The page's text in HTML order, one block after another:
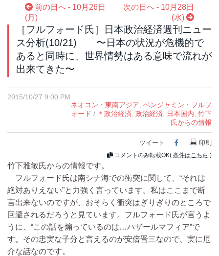
前の日へ - 10月26日
(月)
次の日へ - 10月28日
(水)
［フルフォード氏］日本政治経済週刊ニュー
ス分析(10/21) 〜日本の状況が危機的で
あると同時に、世界情勢はある意味で流れが
出来てきた〜
2015/10/27 9:00 PM
ネオコン・東南アジア ベンジャミン・フルフ
ォード / ＊政治経済 政治経済 日本国内 竹下
氏からの情報
ツイート Facebook
印刷
コメントのみ転載OK( 条件はこちら )
竹下雅敏氏からの情報です。
フルフォード氏は南シナ海での衝突に関して、“それは
絶対ありえない”と力強く言っています。私はここまで断
言出来ないのですが、おそらく衝突はぎりぎりのところで
回避されるだろうと見ています。フルフォード氏が言うよ
うに、“この話を煽っているのは…ハザールマフィア”で
す。その忠実な子分と言えるのが安倍晋三なので、実に厄
介な話なのです。